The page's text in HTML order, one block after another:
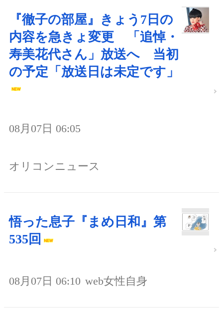
『徹子の部屋』きょう7日の
内容を急きょ変更 「追悼・
寿美花代さん」放送へ 当初
の予定「放送日は未定です」
08月07日 06:05
オリコンニュース
悟った息子『まめ日和』第
535回
08月07日 06:10 web女性自身